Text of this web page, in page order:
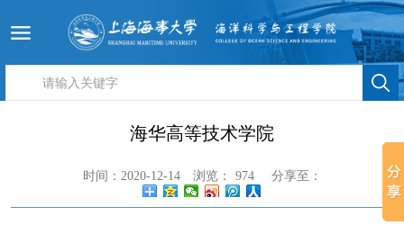
海华高等技术学院
时间：2020-12-14 浏览： 974 分享至：